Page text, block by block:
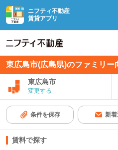
ニフティ不動産
賃貸アプリ
東広島市(広島県)のファミリー
東広島市
変更する
条件を保存 新
賃料で探す